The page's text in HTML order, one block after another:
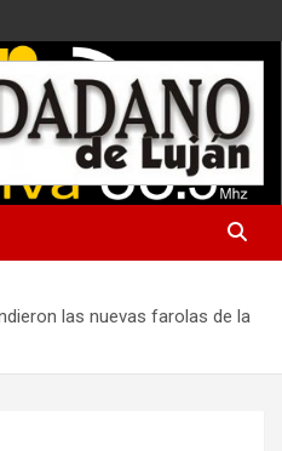
de investigación
las nuevas farolas de la